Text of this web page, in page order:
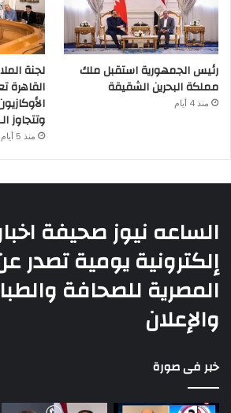
رئيس الجمهورية استقبل ملك
مملكة البحرين الشقيقة
منذ 4 أيام
لجنة
القاهرة
وتتجاوز الـ
منذ 5 أيام
الساعه نيوز صحيفة
إلكترونية يومية تصدر
المصرية للصحافة
والإعلان
خبر فى صورة